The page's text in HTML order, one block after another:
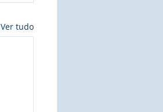
Ver tudo